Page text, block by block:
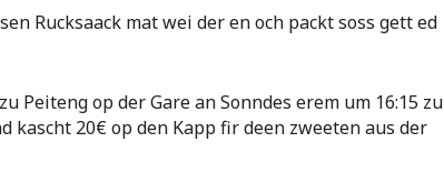
Rucksaack mat wei der en och packt soss gett ed
Peiteng op der Gare an Sonndes erem um 16:15 zu
kascht 20€ op den Kapp fir deen zweeten aus der